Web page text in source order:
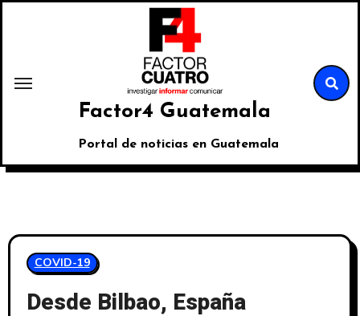
Factor4 Guatemala
Portal de noticias en Guatemala
COVID-19
Desde Bilbao, España